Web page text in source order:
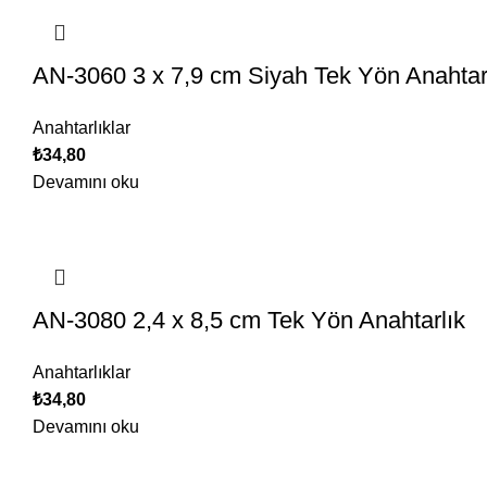
AN-3060 3 x 7,9 cm Siyah Tek Yön
Anahtarlıklar
₺34,80
Devamını oku
AN-3080 2,4 x 8,5 cm Tek Yön Anahtarlık
Anahtarlıklar
₺34,80
Devamını oku